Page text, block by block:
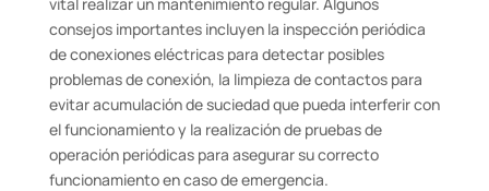
consejos importantes incluyen la inspección periódica
de conexiones eléctricas para detectar posibles
problemas de conexión, la limpieza de contactos para
evitar acumulación de suciedad que pueda interferir con
el funcionamiento y la realización de pruebas de
operación periódicas para asegurar su correcto
funcionamiento en caso de emergencia.